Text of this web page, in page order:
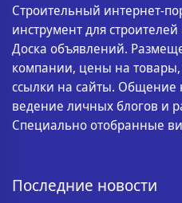
Строительный интернет-
инструмент для
Доска объявлений.
компании, цены на товары,
ссылки на сайты. Общение
ведение личных блогов и
Специально отобранные
Последние новости